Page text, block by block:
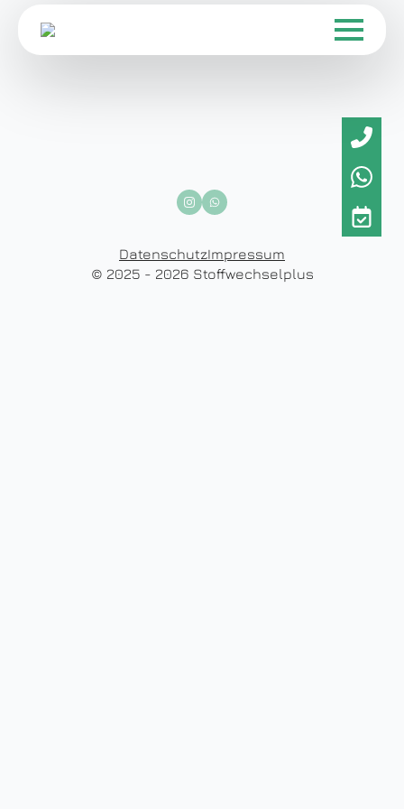
DatenschutzImpressum
© 2025 - 2026 Stoffwechselplus